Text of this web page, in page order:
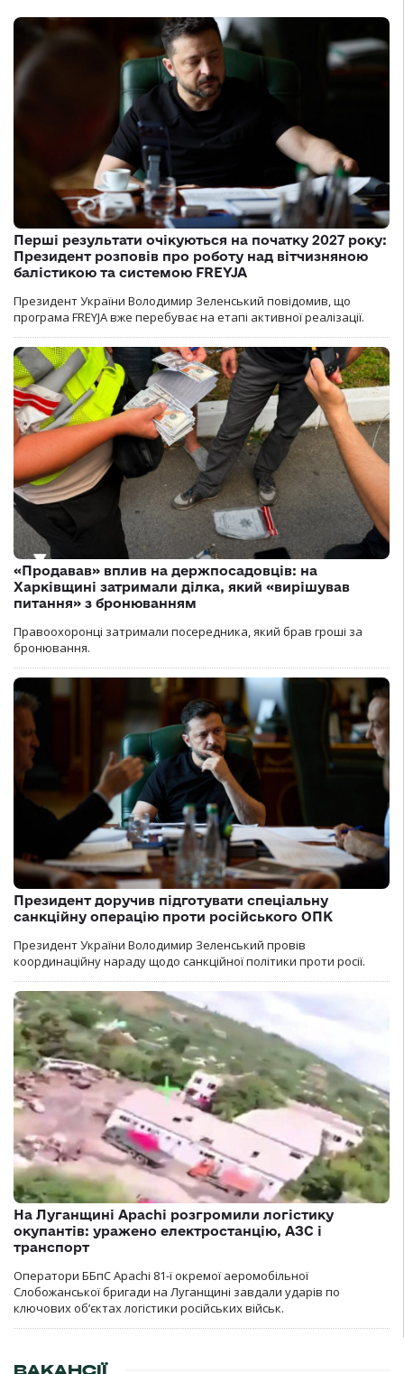
Перші результати очікуються на початку 2027 року:
Президент розповів про роботу над вітчизняною
балістикою та системою FREYJA
Президент України Володимир Зеленський повідомив, що
програма FREYJA вже перебуває на етапі активної реалізації.
«Продавав» вплив на держпосадовців: на
Харківщині затримали ділка, який «вирішував
питання» з бронюванням
Правоохоронці затримали посередника, який брав гроші за
бронювання.
Президент доручив підготувати спеціальну
санкційну операцію проти російського ОПК
Президент України Володимир Зеленський провів
координаційну нараду щодо санкційної політики проти росії.
На Луганщині Apachi розгромили логістику
окупантів: уражено електростанцію, АЗС і
транспорт
Оператори ББпС Apachi 81-ї окремої аеромобільної
Слобожанської бригади на Луганщині завдали ударів по
ключових об’єктах логістики російських військ.